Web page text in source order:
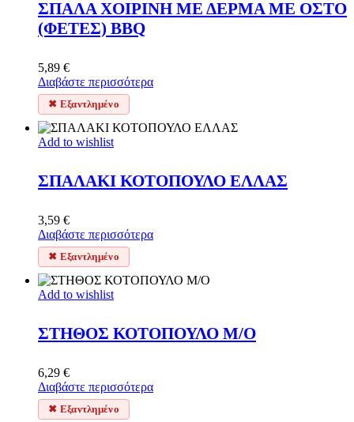
ΣΠΑΛΑ ΧΟΙΡΙΝΗ ΜΕ ΔΕΡΜΑ ΜΕ ΟΣΤΟ
(ΦΕΤΕΣ) ΒΒQ
5,89 €
Διαβάστε περισσότερα
✖ Εξαντλημένο
Add to wishlist
ΣΠΑΛΑΚΙ ΚΟΤΟΠΟΥΛΟ ΕΛΛΑΣ
3,59 €
Διαβάστε περισσότερα
✖ Εξαντλημένο
Add to wishlist
ΣΤΗΘΟΣ ΚΟΤΟΠΟΥΛΟ Μ/Ο
6,29 €
Διαβάστε περισσότερα
✖ Εξαντλημένο